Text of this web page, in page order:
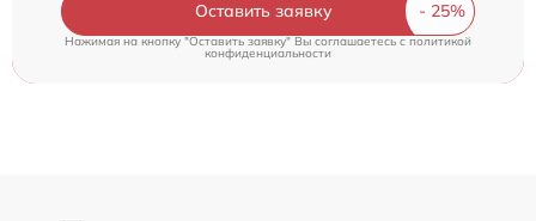
Оставить заявку
Нажимая на кнопку "Оставить заявку" Вы соглашаетесь cполитикой
конфиденциальности